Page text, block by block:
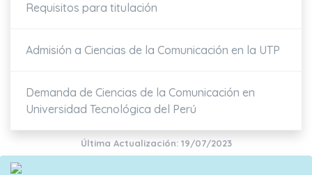
Requisitos para titulación
Admisión a Ciencias de la Comunicación en la UTP
Demanda de Ciencias de la Comunicación en
Universidad Tecnológica del Perú
Última Actualización: 19/07/2023